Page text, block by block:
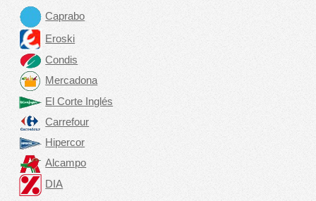
Caprabo
Eroski
Condis
Mercadona
El Corte Inglés
Carrefour
Hipercor
Alcampo
DIA